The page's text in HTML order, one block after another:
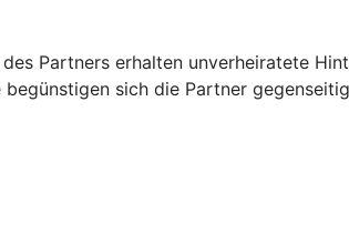
Partners erhalten unverheiratete
sich die Partner